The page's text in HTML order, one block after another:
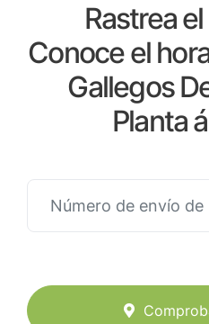
Rastrea
Conoce el
Gallegos
Planta